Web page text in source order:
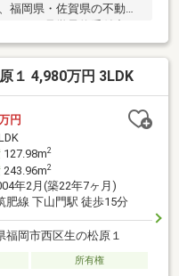
福岡県・佐賀県の不動産
住宅■城原小学校まで徒歩
お買い物施設充実の好立
都市ガスの住まい■2台
ルコニーで日当たり風通
ット筑紫野店はJR二日市
ンパーキングをご利用く
す(^^)/
１ 4,980万円 3LDK
円
127.98m2
243.96m2
年2月(築22年7ヶ月)
肥線 下山門駅 徒歩15分
福岡市西区生の松原１
所有権